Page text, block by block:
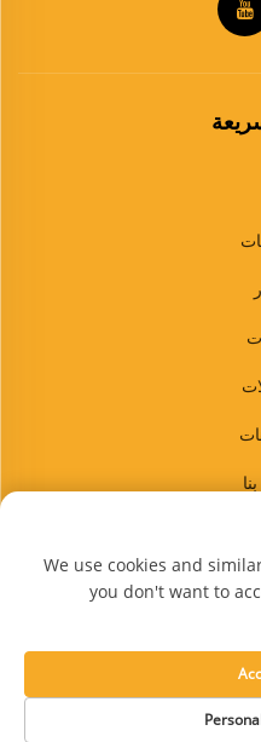
الخصوصية
We use cookies and
you don't want to